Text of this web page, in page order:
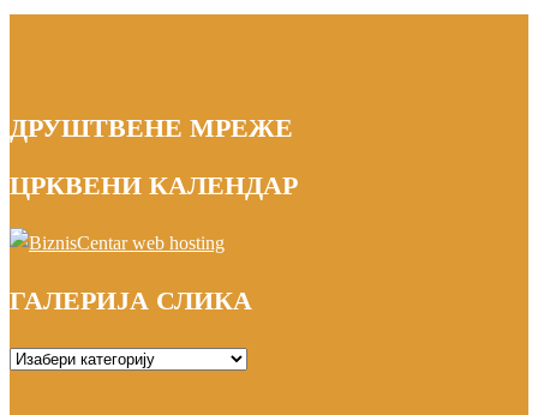
ДРУШТВЕНЕ МРЕЖЕ
ЦРКВЕНИ КАЛЕНДАР
ГАЛЕРИЈА СЛИКА
ГАЛЕРИЈА